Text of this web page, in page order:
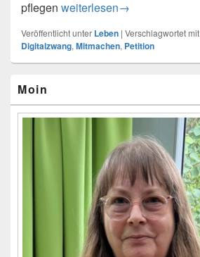
pflegen Digitalzwang
weiterlesen→
Veröffentlicht unter Leben | Verschlagwortet mit
Digitalzwang, Mitmachen, Petition
Seitenleisten-
Widgetbereich
Moin